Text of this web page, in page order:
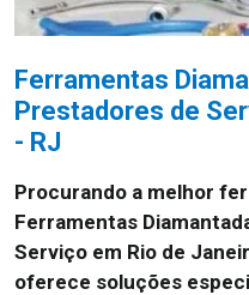
Ferramentas
Prestadores de
- RJ
Procurando a melhor
Ferramentas
Serviço em Rio de
oferece soluções